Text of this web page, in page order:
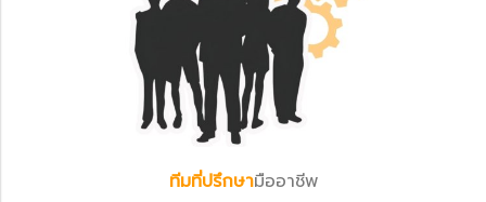
ทีมที่ปรึกษามืออาชีพ